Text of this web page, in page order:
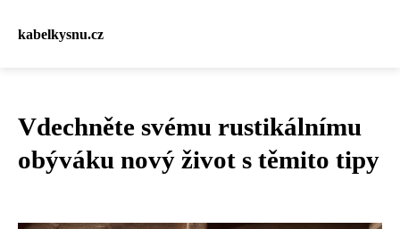
kabelkysnu.cz
Vdechněte svému rustikálnímu
obýváku nový život s těmito tipy